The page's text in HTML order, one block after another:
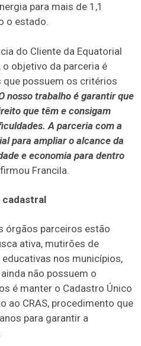
para mais de 1,1
o estado.
do Cliente da Equatorial
o objetivo da parceria é
possuem os critérios
nosso trabalho é garantir que
que têm e consigam
A parceria com a
para ampliar o alcance da
e economia para dentro
Francila.
cadastral
órgãos parceiros estão
ativa, mutirões de
nos municípios,
não possuem o
é manter o Cadastro Único
ao CRAS, procedimento que
para garantir a